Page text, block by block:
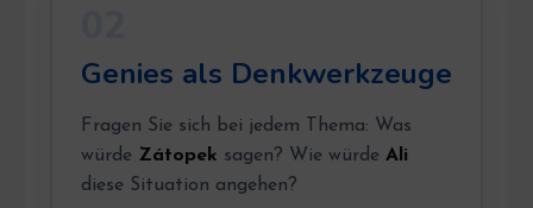
Genies als Denkwerkzeuge
Fragen Sie sich bei jedem Thema: Was
würde Zátopek sagen? Wie würde Ali
diese Situation angehen?